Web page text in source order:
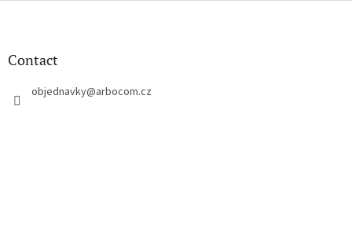
F
Contact
objednavky@arbocom.cz